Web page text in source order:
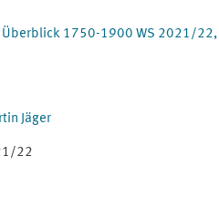
1750-1900 WS 2021/22,
Jäger
22